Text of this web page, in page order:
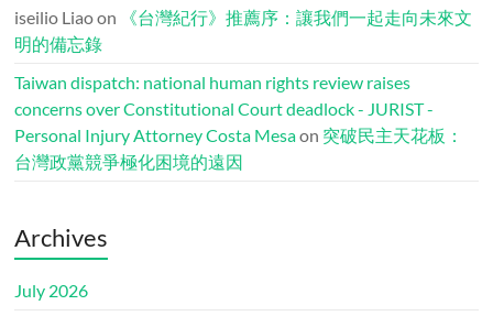
iseilio Liaoon
《台灣紀行》推薦序：讓我們一起走向未來文
明的備忘錄
Taiwan dispatch: national human rights review raises
concerns over Constitutional Court deadlock - JURIST -
Personal Injury Attorney Costa Mesaon 突破民主天花板：
台灣政黨競爭極化困境的遠因
Archives
July 2026